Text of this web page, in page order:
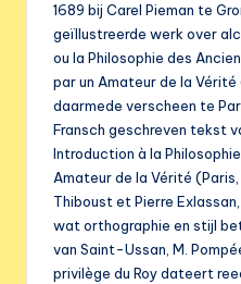
1689 bij Carel Pieman te
geïllustreerde werk over
ou la Philosophie des
par un Amateur de la Vérité
daarmede verscheen te
Fransch geschreven tekst
Introduction à la
Amateur de la Vérité
Thiboust et Pierre
wat orthographie en stijl
van Saint-Ussan, M.
privilège du Roy dateert